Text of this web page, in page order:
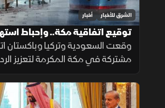
الشرق للأخبار أخبار
توقيع اتفاقية مكة.. وإحباط
بالبحر الأحمر
وقعت السعودية وتركيا وباكستان
مشتركة في مكة المكرمة لتعزيز
بينما أعلن العراق رفض استهداف
هجوم على ناقلة بالبحر الأحمر مع
قرب هرمز.